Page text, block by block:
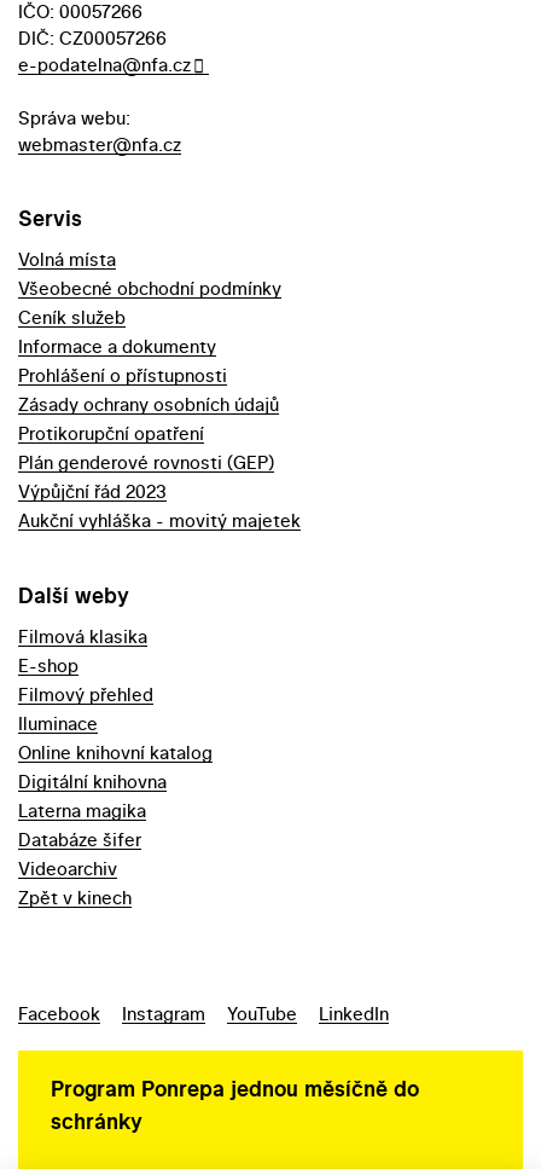
IČO: 00057266
DIČ: CZ00057266
e-podatelna@nfa.cz
Správa webu:
webmaster@nfa.cz
Servis
Volná místa
Všeobecné obchodní podmínky
Ceník služeb
Informace a dokumenty
Prohlášení o přístupnosti
Zásady ochrany osobních údajů
Protikorupční opatření
Plán genderové rovnosti (GEP)
Výpůjční řád 2023
Aukční vyhláška - movitý majetek
Další weby
Filmová klasika
E-shop
Filmový přehled
Iluminace
Online knihovní katalog
Digitální knihovna
Laterna magika
Databáze šifer
Videoarchiv
Zpět v kinech
Facebook Instagram YouTube LinkedIn
Program Ponrepa jednou měsíčně do
schránky